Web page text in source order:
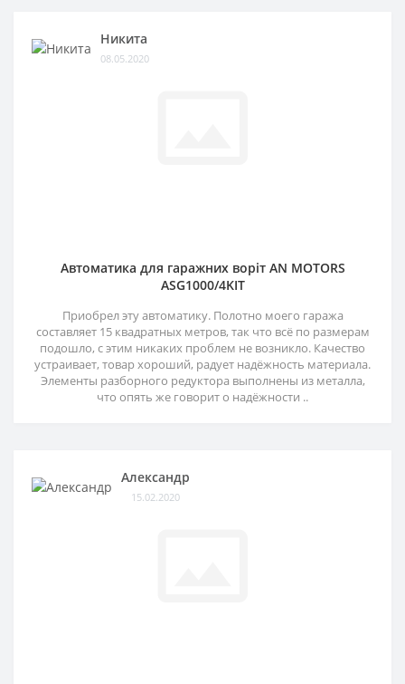
Никита
08.05.2020
Автоматика для гаражних воріт AN MOTORS
ASG1000/4KIT
Приобрел эту автоматику. Полотно моего гаража
составляет 15 квадратных метров, так что всё по размерам
подошло, с этим никаких проблем не возникло. Качество
устраивает, товар хороший, радует надёжность материала.
Элементы разборного редуктора выполнены из металла,
что опять же говорит о надёжности ..
Александр
15.02.2020